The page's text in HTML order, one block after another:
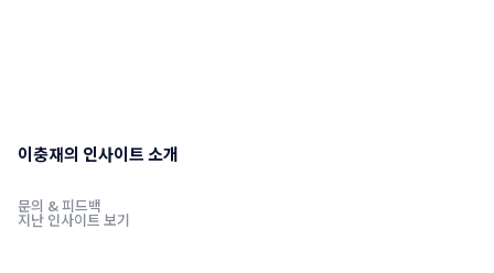
이충재의 인사이트 소개
문의 & 피드백
지난 인사이트 보기